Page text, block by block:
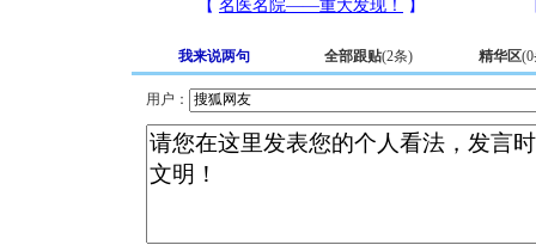
我来说两句 全部跟贴(2条) 精华区(0
用户：